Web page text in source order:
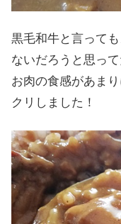
黒毛和牛と言って
ないだろうと思って
お肉の食感があま
クリしました！